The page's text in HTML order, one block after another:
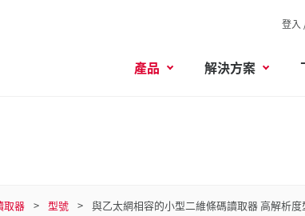
登入
產品 解決方案
取器 型號 與乙太網相容的小型二維條碼讀取器 高解析度